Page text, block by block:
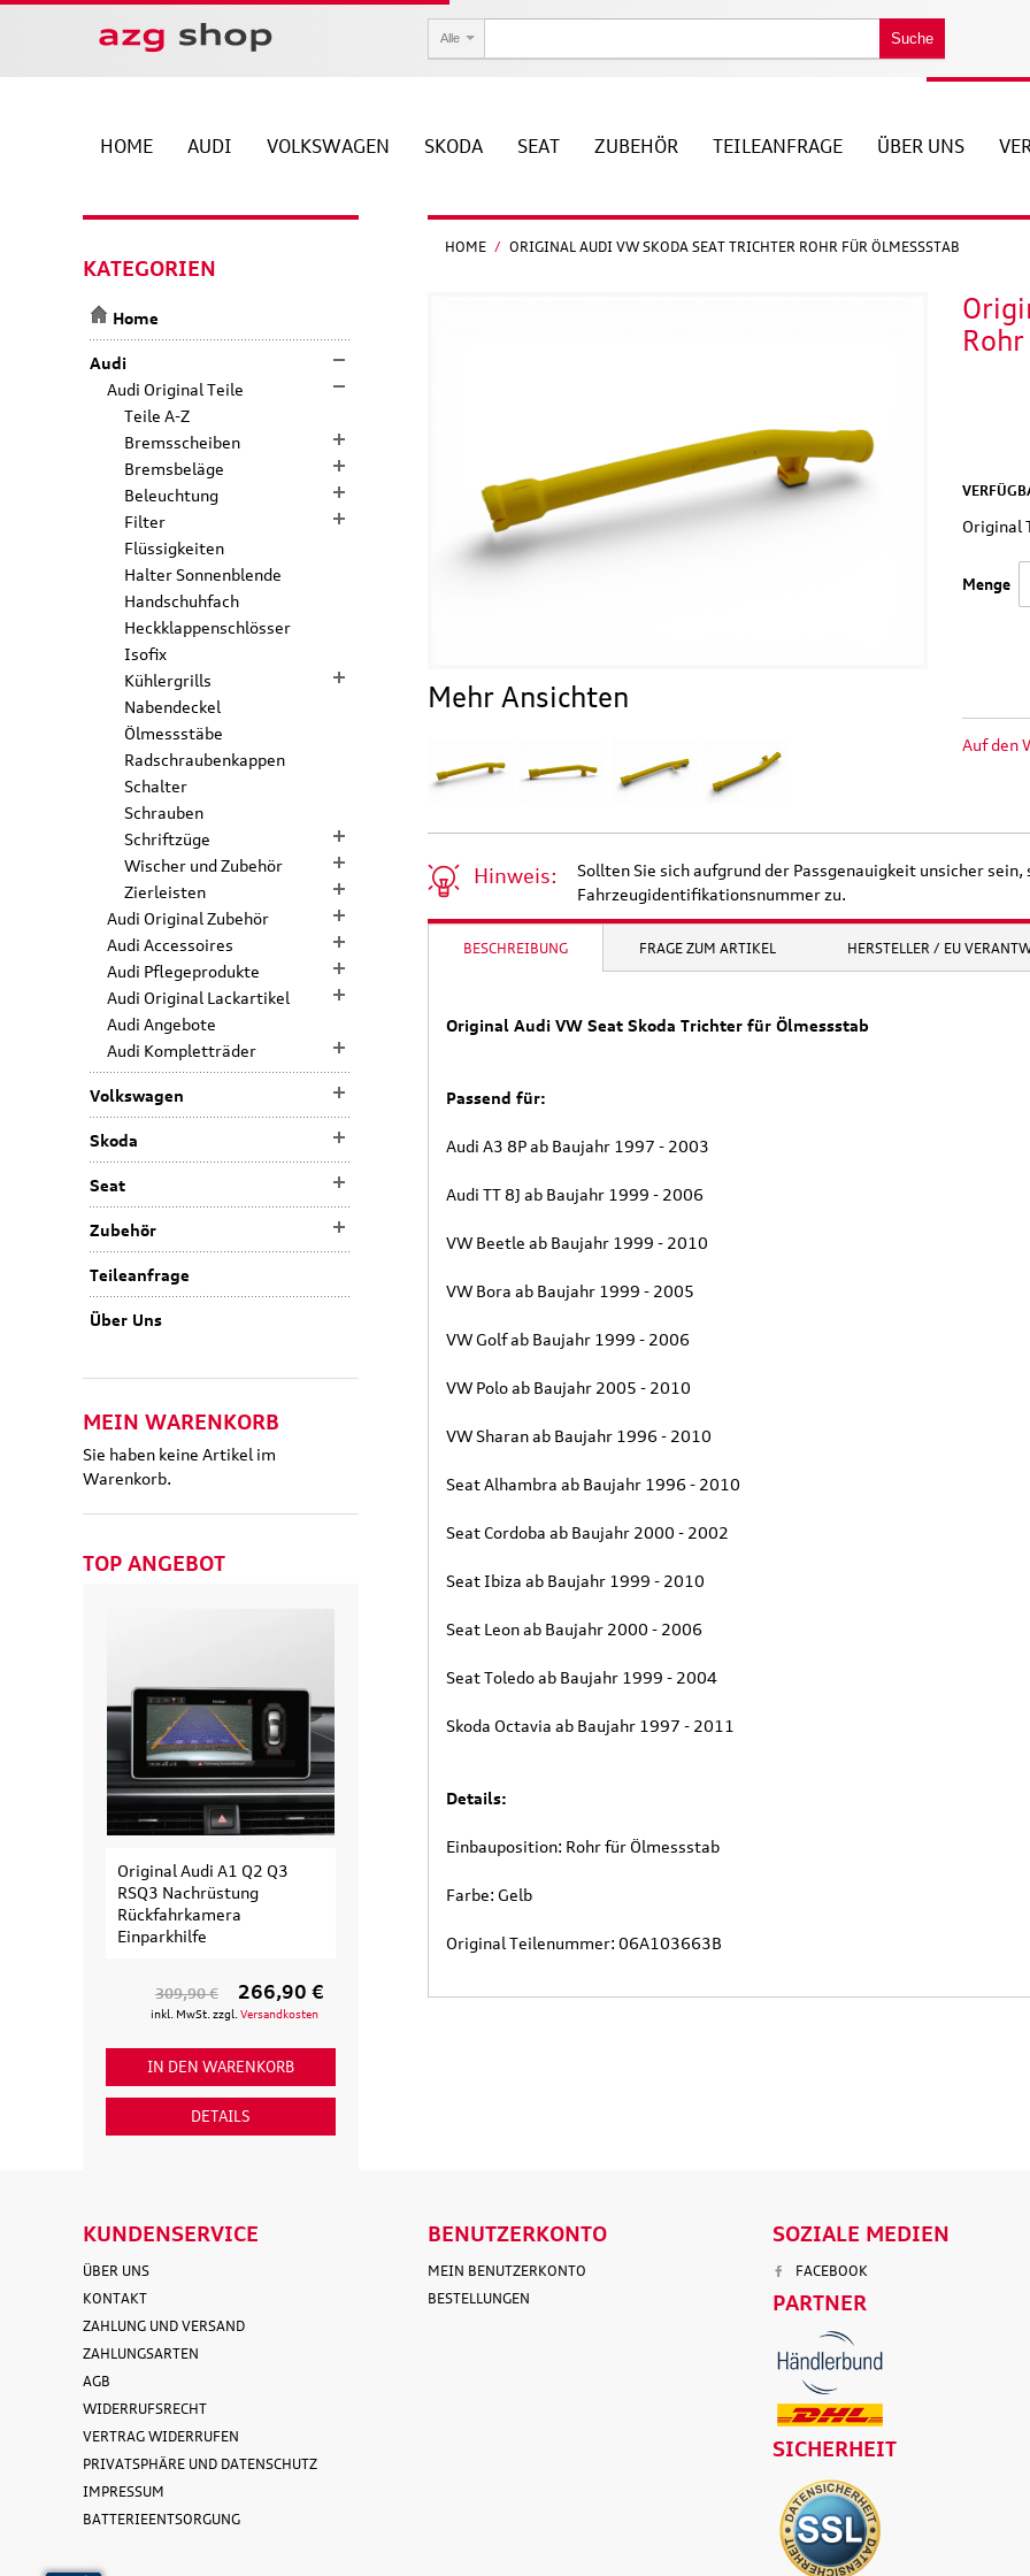
Alle Suche
HOME AUDI VOLKSWAGEN SKODA SEAT ZUBEHÖR TEILEANFRAGE ÜBER UNS
HOME / ORIGINAL AUDI VW SKODA SEAT TRICHTER ROHR FÜR ÖLMESSSTAB
Mehr Ansichten
Original
Menge
Auf den
Hinweis:
Sollten Sie sich aufgrund der Passgenauigkeit unsicher
Fahrzeugidentifikationsnummer zu.
BESCHREIBUNG FRAGE ZUM ARTIKEL HERSTELLER / EU
Original Audi VW Seat Skoda Trichter für Ölmessstab
Passend für:
Audi A3 8P ab Baujahr 1997 - 2003
Audi TT 8J ab Baujahr 1999 - 2006
VW Beetle ab Baujahr 1999 - 2010
VW Bora ab Baujahr 1999 - 2005
VW Golf ab Baujahr 1999 - 2006
VW Polo ab Baujahr 2005 - 2010
VW Sharan ab Baujahr 1996 - 2010
Seat Alhambra ab Baujahr 1996 - 2010
Seat Cordoba ab Baujahr 2000 - 2002
Seat Ibiza ab Baujahr 1999 - 2010
Seat Leon ab Baujahr 2000 - 2006
Seat Toledo ab Baujahr 1999 - 2004
Skoda Octavia ab Baujahr 1997 - 2011
Details:
Einbauposition: Rohr für Ölmessstab
Farbe: Gelb
Original Teilenummer: 06A103663B
KATEGORIEN
Home
Audi
Audi Original Teile
Teile A-Z
Bremsscheiben
Bremsbeläge
Beleuchtung
Filter
Flüssigkeiten
Halter Sonnenblende
Handschuhfach
Heckklappenschlösser
Isofix
Kühlergrills
Nabendeckel
Ölmessstäbe
Radschraubenkappen
Schalter
Schrauben
Schriftzüge
Wischer und Zubehör
Zierleisten
Audi Original Zubehör
Audi Accessoires
Audi Pflegeprodukte
Audi Original Lackartikel
Audi Angebote
Audi Kompletträder
Volkswagen
Skoda
Seat
Zubehör
Teileanfrage
Über Uns
MEIN WARENKORB
Sie haben keine Artikel im
Warenkorb.
TOP ANGEBOT
Original Audi A1 Q2 Q3
RSQ3 Nachrüstung
Rückfahrkamera
Einparkhilfe
309,90 € 266,90 €
inkl. MwSt. zzgl. Versandkosten
IN DEN WARENKORB
DETAILS
Erweiterungssatz
Fahrrad
154,90 € 135,90 €
Ultraschall
103,90 € 97,50 €
KUNDENSERVICE
ÜBER UNS
KONTAKT
ZAHLUNG UND VERSAND
ZAHLUNGSARTEN
AGB
WIDERRUFSRECHT
VERTRAG WIDERRUFEN
PRIVATSPHÄRE UND DATENSCHUTZ
IMPRESSUM
BATTERIEENTSORGUNG
BENUTZERKONTO
MEIN BENUTZERKONTO
BESTELLUNGEN
SOZIALE MEDIEN
FACEBOOK
PARTNER
SICHERHEIT